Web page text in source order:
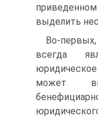
выделить
Во-
всегда
может